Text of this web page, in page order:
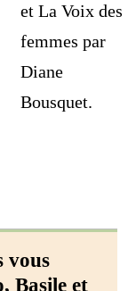
et La Voix des
femmes par
Diane
Bousquet.
vous
Basile et